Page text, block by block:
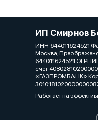
ИП Смирнов
ИНН 644011624521
Москва,
644011624521
счет
«ГАЗПРОМБАНК»
Работает на